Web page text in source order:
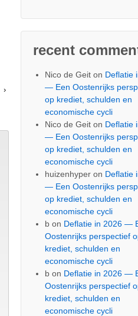
›
recent
Nico de Geit on Deflatie
— Een Oostenrijks
op krediet, schulden en
economische cycli
Nico de Geit on Deflatie
— Een Oostenrijks
op krediet, schulden en
economische cycli
huizenhyper on Deflatie
— Een Oostenrijks
op krediet, schulden en
economische cycli
b on Deflatie in 2026 —
Oostenrijks perspectief
krediet, schulden en
economische cycli
b on Deflatie in 2026 —
Oostenrijks perspectief
krediet, schulden en
economische cycli